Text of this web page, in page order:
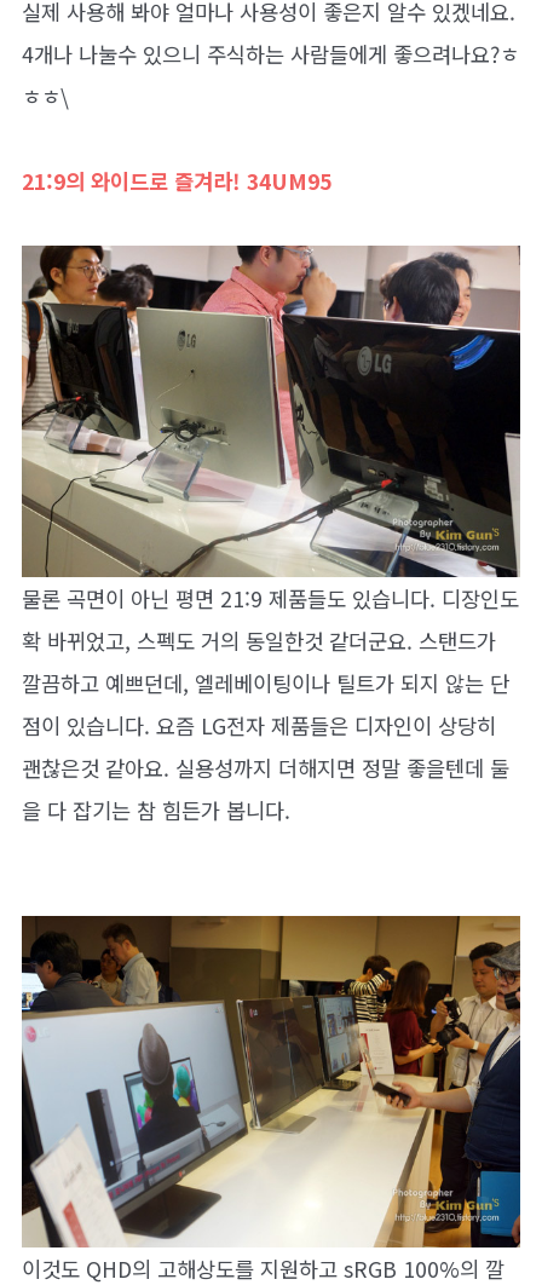
실제 사용해 봐야 얼마나 사용성이 좋은지 알수 있겠네요.
4개나 나눌수 있으니 주식하는 사람들에게 좋으려나요?ㅎ
ㅎㅎ\
21:9의 와이드로 즐겨라! 34UM95
물론 곡면이 아닌 평면 21:9 제품들도 있습니다. 디장인도
확 바뀌었고, 스펙도 거의 동일한것 같더군요. 스탠드가
깔끔하고 예쁘던데, 엘레베이팅이나 틸트가 되지 않는 단
점이 있습니다. 요즘 LG전자 제품들은 디자인이 상당히
괜찮은것 같아요. 실용성까지 더해지면 정말 좋을텐데 둘
을 다 잡기는 참 힘든가 봅니다.
이것도 QHD의 고해상도를 지원하고 sRGB 100%의 깔